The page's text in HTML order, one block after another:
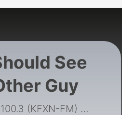
See
Guy
(KFXN-FM) |